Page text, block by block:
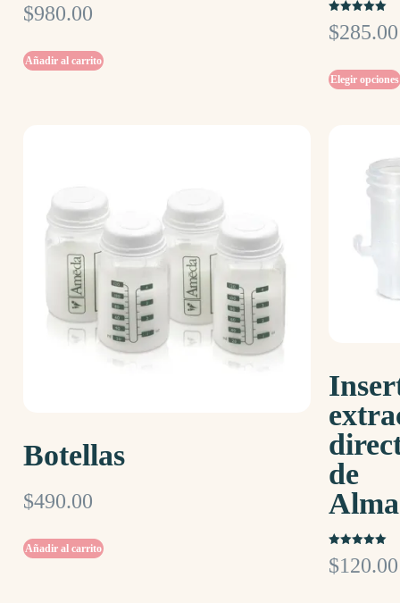
con
5.00
$980.00
Añadir al carrito
con
5.00
$285.00
Elegir opciones
Botellas
$490.00
Añadir al carrito
de
con
5.00
$120.00